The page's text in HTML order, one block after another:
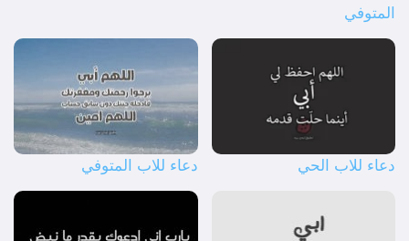
المتوفي
دعاء للاب الحي دعاء للاب المتوفي